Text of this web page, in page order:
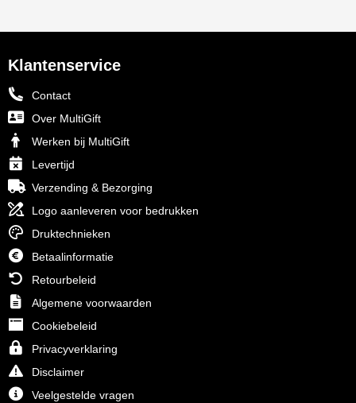
Klantenservice
Contact
Over MultiGift
Werken bij MultiGift
Levertijd
Verzending & Bezorging
Logo aanleveren voor bedrukken
Druktechnieken
Betaalinformatie
Retourbeleid
Algemene voorwaarden
Cookiebeleid
Privacyverklaring
Disclaimer
Veelgestelde vragen